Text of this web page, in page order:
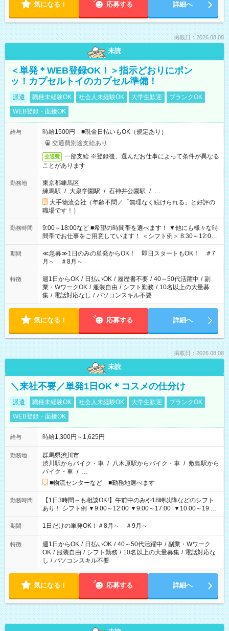
気になる！ 応募する 詳細へ
掲載日：2026.08.08
未読
＜単発＊WEB登録OK！＞指示どおりにポン
ッ！カプセルトイのカプセル準備！
派遣 職種未経験OK 社会人未経験OK 大学生歓迎
ブランクOK
WEB登録・面接OK
給与
時給1500円 ■現金日払いもOK（規定あり）
交通費別途支給あり
交通費
一部支給 ※登録後、選んだお仕事によって条件が異なる
ことがあります
勤務地
東京都練馬区
練馬駅 / 大泉学園駅 / 石神井公園駅 / …
大手物流会社（年齢不問／「無理なく続けられる」と好評の
職場です！）
勤務時間
9:00～18:00など ■希望の時間帯を選べます！ ▼他にも様々な時
間帯でお仕事をご用意しています！ ＜シフト例＞ 8:30～12:00
17:00～22:00 13:00～22:00 22:00～翌6:00 など
期間
≪急募≫1日のみの単発からOK！ 即日スタートもOK！ ＃7
月～ ＃8月～
特徴 週1日からOK / 日払いOK / 履歴書不要 / 40～50代活躍中 / 副
業・WワークOK / 服装自由 / シフト勤務 / 10名以上の大量募
集 / 電話対応なし / パソコンスキル不要
気になる！ 応募する 詳細へ
掲載日：2026.08.08
未読
＼来社不要／単発1日OK＊コスメの仕分け
派遣 職種未経験OK 社会人未経験OK 大学生歓迎
ブランクOK
WEB登録・面接OK
給与 時給1,300円～1,625円
勤務地
群馬県渋川市
渋川駅からバイク・車 / 八木原駅からバイク・車 / 敷島駅から
バイク・車 / …
■物流センターなど ■勤務地選べます
勤務時間
【1日3時間～も相談OK!】午前中のみや18時以降などのシフト
あり！ シフト例 ▼9:00～12:00 ▼9:00～17:00 ▼10:00～19:00
▼18:00～21:00
期間 1日だけの単発OK！＃8月～ ＃9月～
特徴 週1日からOK / 日払いOK / 40～50代活躍中 / 副業・Wワーク
OK / 服装自由 / シフト勤務 / 10名以上の大量募集 / 電話対応な
し / パソコンスキル不要
気になる！ 応募する 詳細へ